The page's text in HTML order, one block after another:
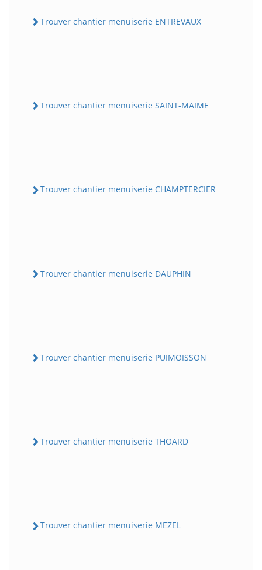
Trouver chantier menuiserie ENTREVAUX
Trouver chantier menuiserie SAINT-MAIME
Trouver chantier menuiserie CHAMPTERCIER
Trouver chantier menuiserie DAUPHIN
Trouver chantier menuiserie PUIMOISSON
Trouver chantier menuiserie THOARD
Trouver chantier menuiserie MEZEL